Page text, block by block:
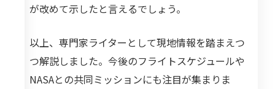
が改めて示したと言えるでしょう。
以上、専門家ライターとして現地情報を踏まえつ
つ解説しました。今後のフライトスケジュールや
NASAとの共同ミッションにも注目が集まりま